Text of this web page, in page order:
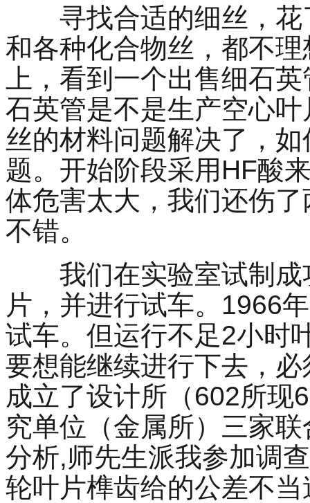
寻找合适的细丝，
和各种化合物丝，都不
上，看到一个出售细石
石英管是不是生产空心
丝的材料问题解决了，
题。开始阶段采用 HF酸
体危害太大，我们还伤
不错。
我们在实验室试制
片，并进行试车。 1966
试车。但运行不足2小时
要想能继续进行下去，
成立了设计所（602所现
究单位（金属所）三家
分析,师先生派我参加调
轮叶片榫齿给的公差不